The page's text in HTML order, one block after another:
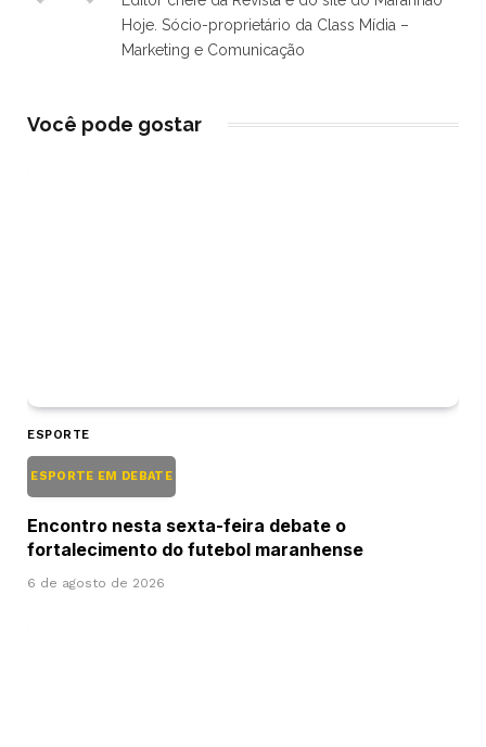
Hoje. Sócio-proprietário da Class Mídia –
Marketing e Comunicação
Você pode gostar
ESPORTE
ESPORTE EM DEBATE
Encontro nesta sexta-feira debate o
fortalecimento do futebol maranhense
6 de agosto de 2026